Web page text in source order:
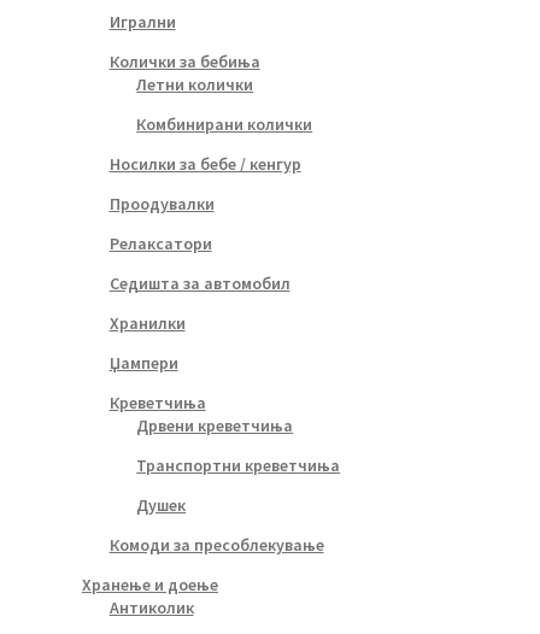
Игрални
Колички за бебиња
Летни колички
Комбинирани колички
Носилки за бебе / кенгур
Проодувалки
Релаксатори
Седишта за автомобил
Хранилки
Џампери
Креветчиња
Дрвени креветчиња
Транспортни креветчиња
Душек
Комоди за пресоблекување
Хранење и доење
Антиколик